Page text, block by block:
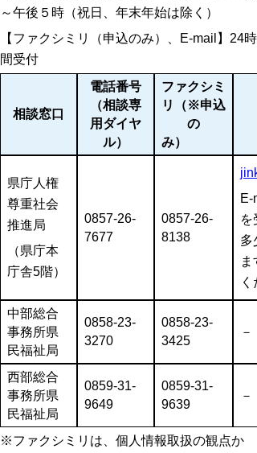
～午後５時（祝日、年末年始は除く）
【ファクシミリ（申込のみ）、E-mail】24時
間受付
相談窓口
電話番号
（相談専
用ダイヤ
ル）
ファクシミ
リ（※申込
の
み）
県庁人権
尊重社会
推進局
（県庁本
庁舎5階）
0857-26-
7677
0857-26-
8138
E-
を
多
く
中部総合
事務所県
民福祉局
0858-23-
3270
0858-23-
3425
－
西部総合
事務所県
民福祉局
0859-31-
9649
0859-31-
9639
－
※ファクシミリは、個人情報取扱の観点か